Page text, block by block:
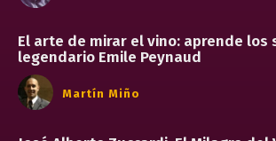
El arte de mirar el vino: aprende los
legendario Emile Peynaud
Martín Miño